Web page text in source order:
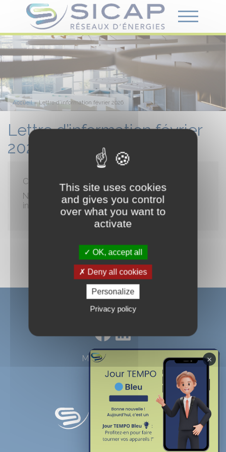
Accueil»Lettre d’information février 2026
Lettre d’information février
2026
Chers clients,
Nous vous prions de trouver ci-après la lettre
information N°1 2026 :cliquez ici
Mentions légales
SICAP recrute
Contacts
×
This site uses cookies
and gives you control
over what you want to
activate
OK, accept all
Deny all cookies
Personalize
Privacy policy